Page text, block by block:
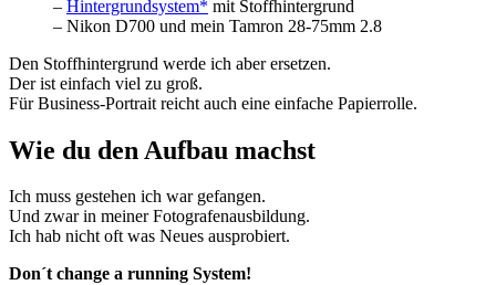
– Hintergrundsystem* mit Stoffhintergrund
– Nikon D700 und mein Tamron 28-75mm 2.8
Den Stoffhintergrund werde ich aber ersetzen.
Der ist einfach viel zu groß.
Für Business-Portrait reicht auch eine einfache Papierrolle.
Wie du den Aufbau machst
Ich muss gestehen ich war gefangen.
Und zwar in meiner Fotografenausbildung.
Ich hab nicht oft was Neues ausprobiert.
Don´t change a running System!